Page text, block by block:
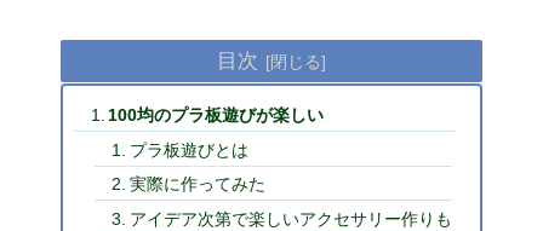
目次
100均のプラ板遊びが楽しい
プラ板遊びとは
実際に作ってみた
アイデア次第で楽しいアクセサリー作りも